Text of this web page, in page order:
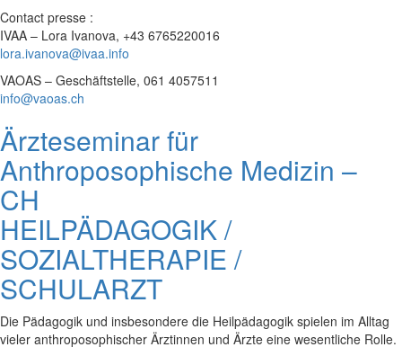
Contact presse :
IVAA – Lora Ivanova, +43 6765220016
lora.ivanova@ivaa.info
VAOAS – Geschäftstelle, 061 4057511
info@vaoas.ch
Ärzteseminar für
Anthroposophische Medizin –
CH
HEILPÄDAGOGIK /
SOZIALTHERAPIE /
SCHULARZT
Die Pädagogik und insbesondere die Heilpädagogik spielen im Alltag
vieler anthroposophischer Ärztin­nen und Ärzte eine wesentliche Rolle.